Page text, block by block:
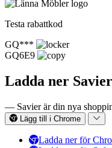
Testa rabattkod
GQ***
GQ6E9
Ladda ner
— Savier är din nya
Lägg till i Chrome
Ladda ner för